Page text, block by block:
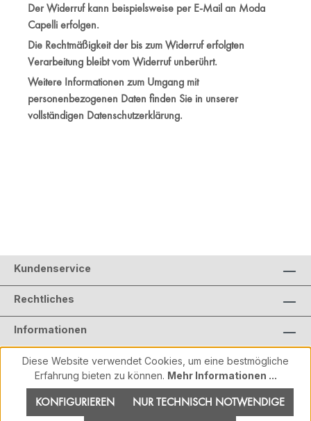
Der Widerruf kann beispielsweise per E-Mail an Moda
Capelli erfolgen.
Die Rechtmäßigkeit der bis zum Widerruf erfolgten
Verarbeitung bleibt vom Widerruf unberührt.
Weitere Informationen zum Umgang mit
personenbezogenen Daten finden Sie in unserer
vollständigen Datenschutzerklärung.
Kundenservice
Rechtliches
Informationen
Diese Website verwendet Cookies, um eine bestmögliche
Erfahrung bieten zu können. Mehr Informationen ...
NUR TECHNISCH NOTWENDIGE
KONFIGURIEREN